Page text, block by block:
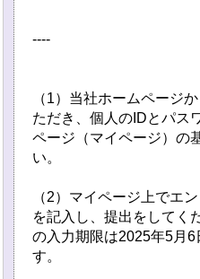
----
（1）当社ホームページ
ただき、個人のIDとパス
ページ（マイページ）の
い。
（2）マイページ上でエ
を記入し、提出をしてく
の入力期限は2025年5月
す。